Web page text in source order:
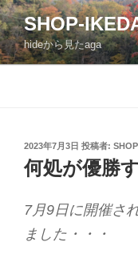
コ
ン
テ
ン
SHOP-
hideから見たaga
投
稿
日:
2023年7月3日 投稿者:
何処が優勝
7月9日に開催さ
ました・・・